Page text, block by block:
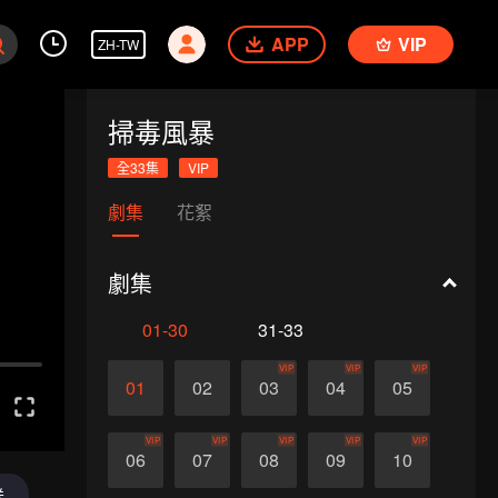
ZH-TW APP VIP
掃毒風暴
全33集 VIP
劇集 花絮
劇集
01-30 31-33
01 02 03
VIP
04
VIP
05
VIP
06
VIP
07
VIP
08
VIP
09
VIP
10
VIP